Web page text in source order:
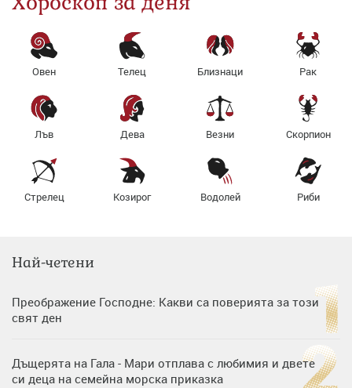
Овен Телец Близнаци Рак
Лъв Дева Везни Скорпион
Стрелец Козирог Водолей Риби
Най-четени
Преображение Господне: Какви са поверията за този
свят ден
Дъщерята на Гала - Мари отплава с любимия и двете
си деца на семейна морска приказка